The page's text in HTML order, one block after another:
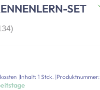
SET
|Inhalt: 1 Stck. |Produktnummer: